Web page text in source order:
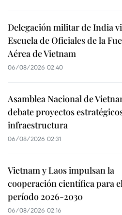
Delegación militar de India
Escuela de Oficiales de la
Aérea de Vietnam
06/08/2026 02:40
Asamblea Nacional de
debate proyectos
infraestructura
06/08/2026 02:31
Vietnam y Laos impulsan la
cooperación científica para el
período 2026-2030
06/08/2026 02:16